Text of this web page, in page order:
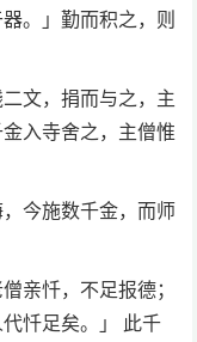
。」勤而积之，则
文，捐而与之，主
入寺舍之，主僧惟
今施数千金，而师
亲忏，不足报德；
忏足矣。」 此千